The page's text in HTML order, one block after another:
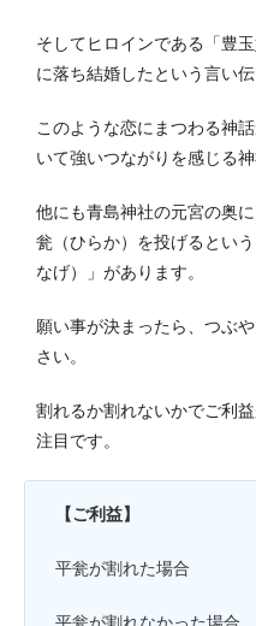
そしてヒロインである「豊
に落ち結婚したという言い伝
このような恋にまつわる神
いて強いつながりを感じる神
他にも青島神社の元宮の奥
瓮（ひらか）を投げるとい
なげ）」があります。
願い事が決まったら、つぶ
さい。
割れるか割れないかでご利
注目です。
【ご利益】
平瓮が割れた場合